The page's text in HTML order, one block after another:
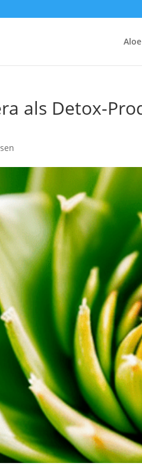
als Detox-